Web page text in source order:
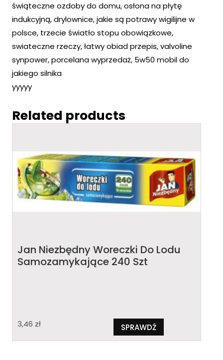
świąteczne ozdoby do domu, osłona na płytę
indukcyjną, drylownice, jakie są potrawy wigilijne w
polsce, trzecie światło stopu obowiązkowe,
swiateczne rzeczy, łatwy obiad przepis, valvoline
synpower, porcelana wyprzedaż, 5w50 mobil do
jakiego silnika
yyyyy
Related products
Jan Niezbędny Woreczki Do Lodu
Samozamykające 240 Szt
3,46 zł SPRAWDŹ